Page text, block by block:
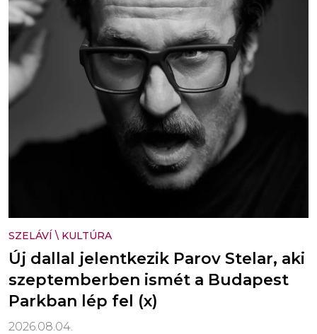
SZELÁVÍ \ KULTÚRA
Új dallal jelentkezik Parov Stelar, aki
szeptemberben ismét a Budapest
Parkban lép fel (x)
2026.08.04.